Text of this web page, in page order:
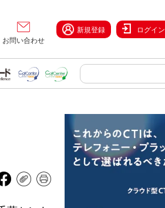
お問い合わせ
新規登録 ログイン